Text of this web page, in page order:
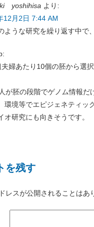
yoshihisa より:
12月2日 7:44 AM
ような研究を繰り返す中で
夫婦あたり10個の胚から選
が胚の段階でゲノム情報だ
環境等でエピジェネティッ
オ研究にも向きそうです。
を残す
レスが公開されることはあ